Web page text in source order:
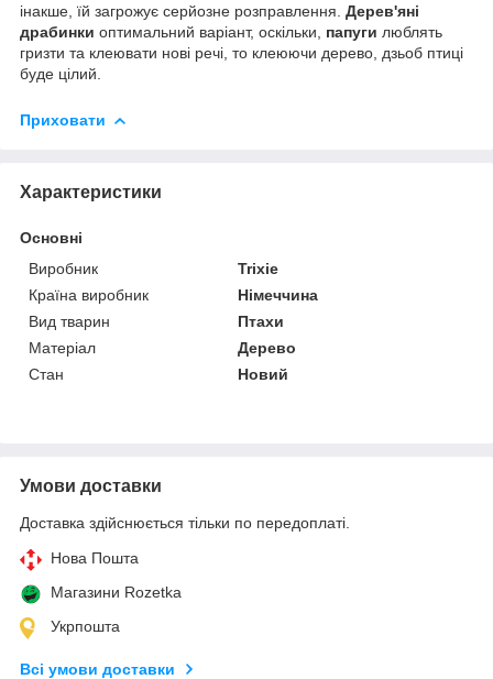
інакше, їй загрожує серйозне розправлення. Дерев'яні
драбинки оптимальний варіант, оскільки, папуги люблять
гризти та клеювати нові речі, то клеюючи дерево, дзьоб птиці
буде цілий.
Приховати
Характеристики
Основні
Виробник
Trixie
Країна виробник
Німеччина
Вид тварин
Птахи
Матеріал
Дерево
Стан
Новий
Умови доставки
Доставка здійснюється тільки по передоплаті.
Нова Пошта
Магазини Rozetka
Укрпошта
Всі умови доставки